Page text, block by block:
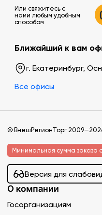
Или свяжитесь c
нами любым удобным
способом
Ближайший к вам
г. Екатеринбург,
Все офисы
© ВнешРегионТорг
Минимальная сумма заказа
Версия для
О компании
Госорганизациям